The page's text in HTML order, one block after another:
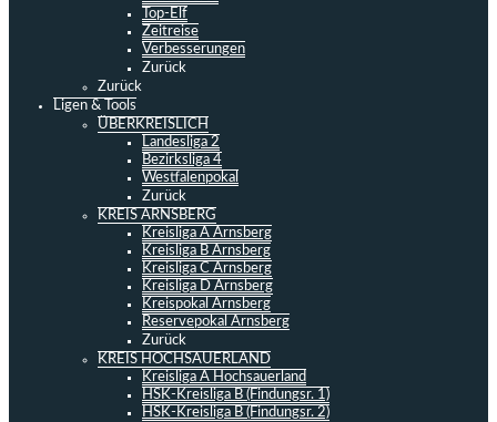
Top-Elf
Zeitreise
Verbesserungen
Zurück
Zurück
Ligen & Tools
ÜBERKREISLICH
Landesliga 2
Bezirksliga 4
Westfalenpokal
Zurück
KREIS ARNSBERG
Kreisliga A Arnsberg
Kreisliga B Arnsberg
Kreisliga C Arnsberg
Kreisliga D Arnsberg
Kreispokal Arnsberg
Reservepokal Arnsberg
Zurück
KREIS HOCHSAUERLAND
Kreisliga A Hochsauerland
HSK-Kreisliga B (Findungsr. 1)
HSK-Kreisliga B (Findungsr. 2)